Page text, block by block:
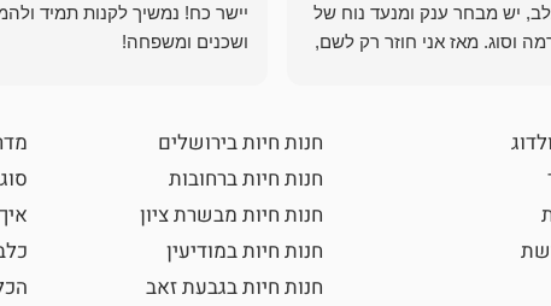
יש מבחר ענק ומנעד נוח של
וסוג. מאז אני חוזר רק לשם,
יישר כח! נמשיך לקנות תמיד
ושכנים ומשפחה!
חנות חיות בירושלים
חנות חיות ברחובות
חנות חיות מבשרת ציון
חנות חיות במודיעין
חנות חיות בגבעת זאב